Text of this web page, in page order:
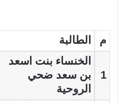
م الطالبة
1
الخنساء بنت اسعد
بن سعد ضحي
الروحية